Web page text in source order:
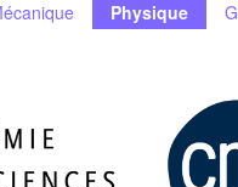
Physique